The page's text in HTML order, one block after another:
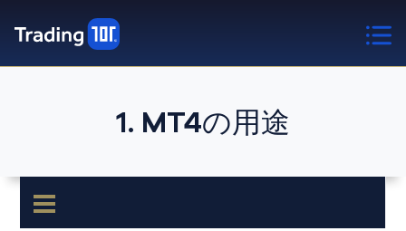
1. MT4の用途